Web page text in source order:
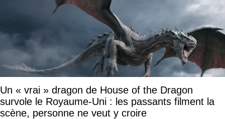
Un « vrai » dragon de House of the Dragon
survole le Royaume-Uni : les passants filment la
scène, personne ne veut y croire